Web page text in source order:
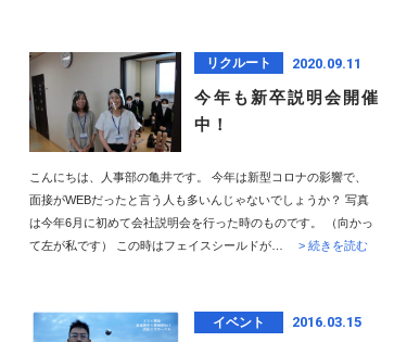
リクルート 2020.09.11
今年も新卒説明会開催
中！
こんにちは、人事部の亀井です。 今年は新型コロナの影響で、
面接がWEBだったと言う人も多いんじゃないでしょうか？ 写真
は今年6月に初めて会社説明会を行った時のものです。 （向かっ
て左が私です） この時はフェイスシールドが…
> 続きを読む
イベント 2016.03.15